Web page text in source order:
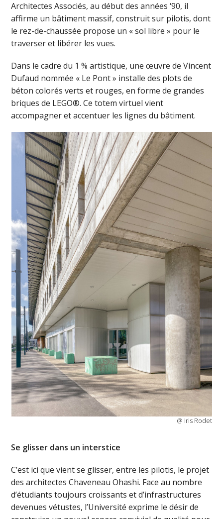
Architectes Associés, au début des années ‘90, il
affirme un bâtiment massif, construit sur pilotis, dont
le rez-de-chaussée propose un « sol libre » pour le
traverser et libérer les vues.
Dans le cadre du 1 % artistique, une œuvre de Vincent
Dufaud nommée « Le Pont » installe des plots de
béton colorés verts et rouges, en forme de grandes
briques de LEGO®. Ce totem virtuel vient
accompagner et accentuer les lignes du bâtiment.
@ Iris Rodet
Se glisser dans un interstice
C’est ici que vient se glisser, entre les pilotis, le projet
des architectes Chaveneau Ohashi. Face au nombre
d’étudiants toujours croissants et d’infrastructures
devenues vétustes, l’Université exprime le désir de